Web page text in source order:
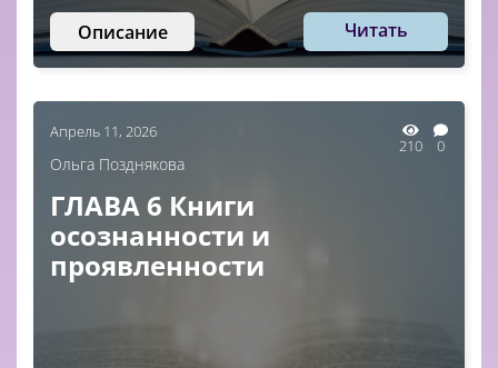
Описание Читать
Апрель 11, 2026
210 0
Ольга Позднякова
ГЛАВА 6 Книги
осознанности и
проявленности